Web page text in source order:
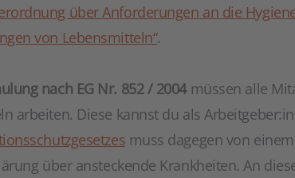
über Anforderungen an die
von Lebensmitteln“.
nach EG Nr. 852 / 2004müssen alle
arbeiten. Diese kannst du als
muss dagegen von
über ansteckende Krankheiten. An